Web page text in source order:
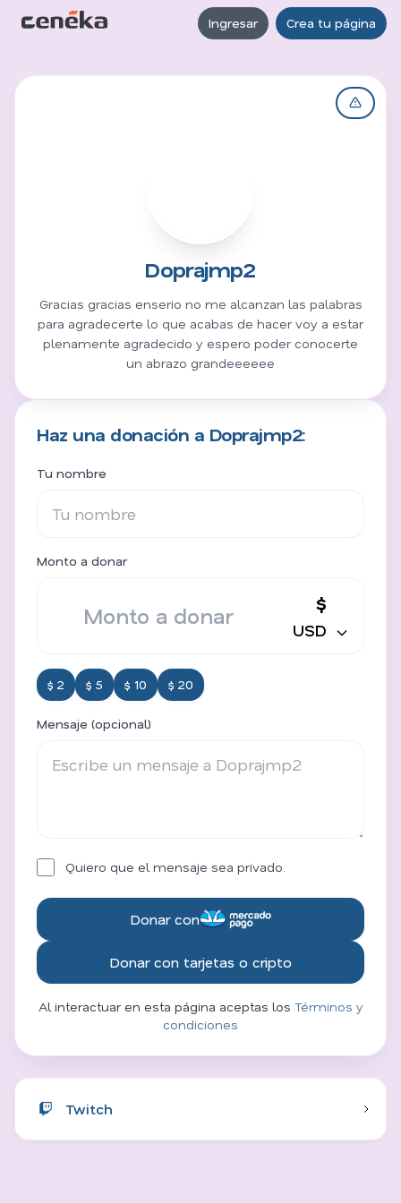
Ingresar Crea tu página
Doprajmp2
Gracias gracias enserio no me alcanzan las palabras
para agradecerte lo que acabas de hacer voy a estar
plenamente agradecido y espero poder conocerte
un abrazo grandeeeeee
Haz una donación a Doprajmp2:
Tu nombre
Monto a donar
$
USD
$ 2 $ 5 $ 10 $ 20
Mensaje (opcional)
Quiero que el mensaje sea privado.
Donar con
Donar con tarjetas o cripto
Al interactuar en esta página aceptas los Términos y
condiciones
Twitch